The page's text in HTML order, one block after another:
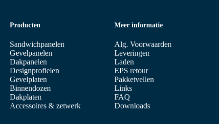
Producten
Sandwichpanelen
Gevelpanelen
Dakpanelen
Designprofielen
Gevelplaten
Binnendozen
Dakplaten
Accessoires & zetwerk
Meer informatie
Alg. Voorwaarden
Leveringen
Laden
EPS retour
Pakketvellen
Links
FAQ
Downloads